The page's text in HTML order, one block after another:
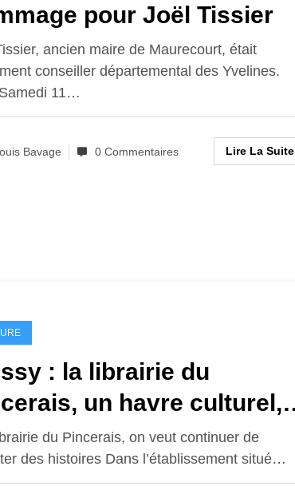
pour Joël Tissier
ancien maire de Maurecourt, était
conseiller départemental des Yvelines.
11…
Bavage 0 Commentaires Lire La Suite
: la librairie du
un havre culturel,
mais toujours débout
du Pincerais, on veut continuer de
des histoires Dans l’établissement situé…